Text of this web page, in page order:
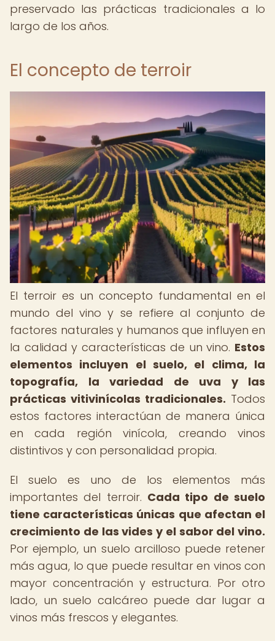
preservado las prácticas tradicionales a lo
largo de los años.
El concepto de terroir
El terroir es un concepto fundamental en el
mundo del vino y se refiere al conjunto de
factores naturales y humanos que influyen en
la calidad y características de un vino. Estos
elementos incluyen el suelo, el clima, la
topografía, la variedad de uva y las
prácticas vitivinícolas tradicionales. Todos
estos factores interactúan de manera única
en cada región vinícola, creando vinos
distintivos y con personalidad propia.
El suelo es uno de los elementos más
importantes del terroir. Cada tipo de suelo
tiene características únicas que afectan el
crecimiento de las vides y el sabor del vino.
Por ejemplo, un suelo arcilloso puede retener
más agua, lo que puede resultar en vinos con
mayor concentración y estructura. Por otro
lado, un suelo calcáreo puede dar lugar a
vinos más frescos y elegantes.